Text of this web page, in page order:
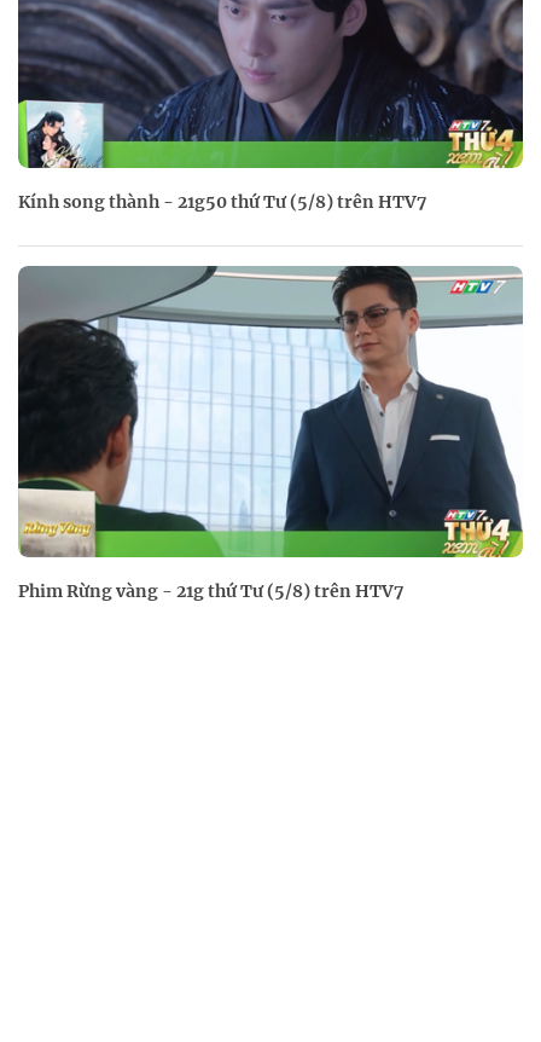
Kính song thành - 21g50 thứ Tư (5/8) trên HTV7
Phim Rừng vàng - 21g thứ Tư (5/8) trên HTV7